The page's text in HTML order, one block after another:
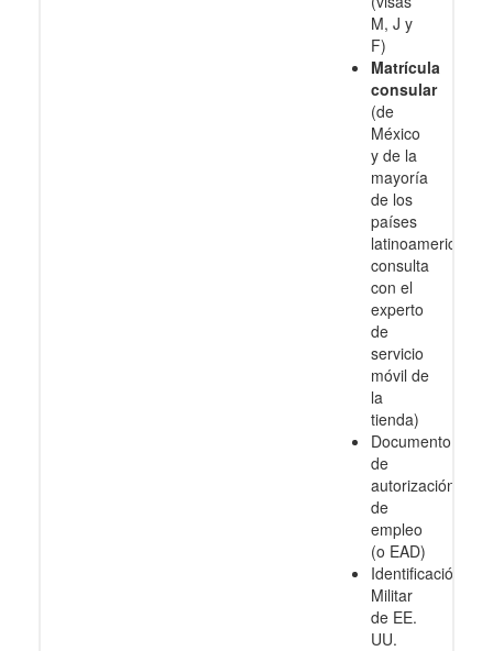
M, J y
F)
Matrícula
consular
(de
México
y de la
mayoría
de los
países
latinoamericanos,
consulta
con el
experto
de
servicio
móvil de
la
tienda)
Documento
de
autorización
de
empleo
(o EAD)
Identificación
Militar
de EE.
UU.